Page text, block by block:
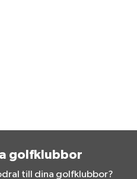
golfklubbor
till dina golfklubbor?